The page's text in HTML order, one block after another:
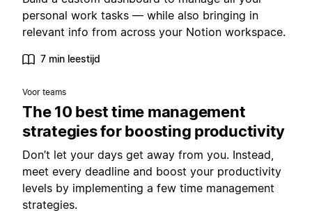
personal work tasks — while also bringing in
relevant info from across your Notion workspace.
7 min leestijd
Voor teams
The 10 best time management
strategies for boosting productivity
Don’t let your days get away from you. Instead,
meet every deadline and boost your productivity
levels by implementing a few time management
strategies.